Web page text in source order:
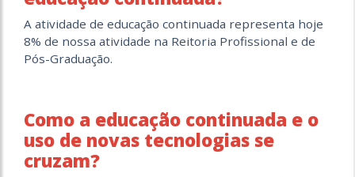
A atividade de educação continuada representa hoje
8% de nossa atividade na Reitoria Profissional e de
Pós-Graduação.
Como a educação continuada e o
uso de novas tecnologias se
cruzam?